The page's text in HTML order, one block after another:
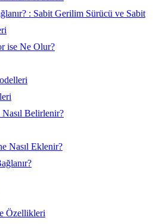
: Sabit Gerilim Sürücü ve Sabit
ise Ne Olur?
Belirlenir?
Nasıl Eklenir?
Özellikleri